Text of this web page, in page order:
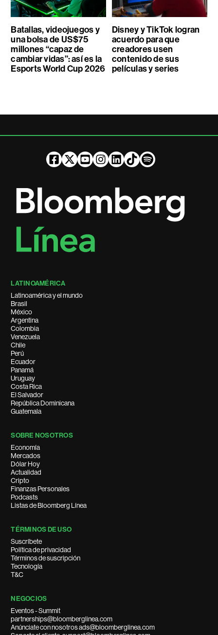
Batallas, videojuegos y
una bolsa de US$75
millones “capaz de
cambiar vidas”: así es la
Esports World Cup 2026
Disney y TikTok logran
acuerdo para que
creadores usen
contenido de sus
películas y series
LATINOAMÉRICA
Latinoamérica y el mundo
Brasil
México
Argentina
Colombia
Venezuela
Chile
Perú
Ecuador
Panamá
Uruguay
Costa Rica
El Salvador
República Dominicana
Guatemala
SOBRE NOSOTROS
Economía
Mercados
Dólar Hoy
Actualidad
Cripto
Finanzas Personales
Podcasts
Listas de Bloomberg Línea
TÉRMINOS DE USO
Suscríbete
Política de privacidad
Términos de suscripción
Tecnología
T&C
NEGOCIOS
Eventos - Summit
partnerships@bloomberglinea.com
Anúnciate con nosotros ads@bloomberglinea.com